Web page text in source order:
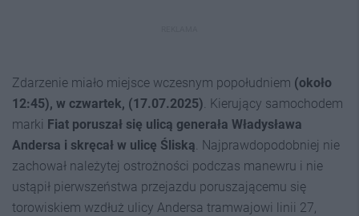
Zdarzenie miało miejsce wczesnym popołudniem (około
12:45), w czwartek, (17.07.2025). Kierujący samochodem
marki Fiat poruszał się ulicą generała Władysława
Andersa i skręcał w ulicę Śliską. Najprawdopodobniej nie
zachował należytej ostrożności podczas manewru i nie
ustąpił pierwszeństwa przejazdu poruszającemu się
torowiskiem wzdłuż ulicy Andersa tramwajowi linii 27,